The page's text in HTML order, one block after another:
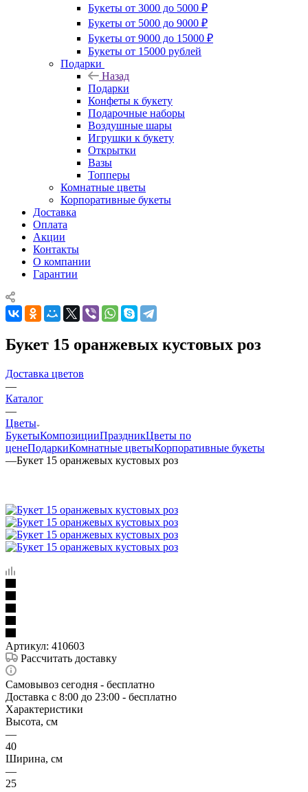
Букеты от 3000 до 5000 ₽
Букеты от 5000 до 9000 ₽
Букеты от 9000 до 15000 ₽
Букеты от 15000 рублей
Подарки
Назад
Подарки
Конфеты к букету
Подарочные наборы
Воздушные шары
Игрушки к букету
Открытки
Вазы
Топперы
Комнатные цветы
Корпоративные букеты
Доставка
Оплата
Акции
Контакты
О компании
Гарантии
Букет 15 оранжевых кустовых роз
Доставка цветов
—
Каталог
—
Цветы
БукетыКомпозицииПраздникЦветы по
ценеПодаркиКомнатные цветыКорпоративные букеты
—Букет 15 оранжевых кустовых роз
Артикул: 410603
Рассчитать доставку
Самовывоз сегодня - бесплатно
Доставка c 8:00 до 23:00 - бесплатно
Характеристики
Высота, см
—
40
Ширина, см
—
25